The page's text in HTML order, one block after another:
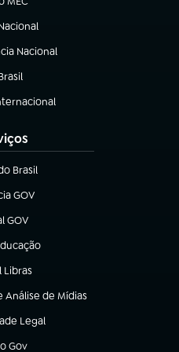
em nova aba)
Nacional
aba)
em nova aba)
aba)
Brasil
nova aba)
GOV
nova aba)
GOV
em nova aba)
nova aba)
Libras
nova aba)
de Mídias
Legal
nova aba)
Gov